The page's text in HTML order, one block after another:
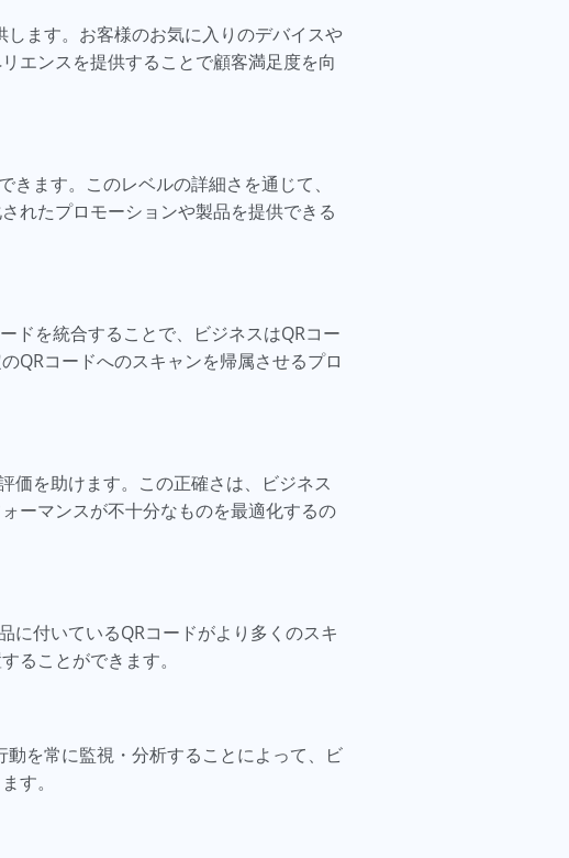
ます。お客様のお気に入りのデバイスや
エンスを提供することで顧客満足度を向
ます。このレベルの詳細さを通じて、
れたプロモーションや製品を提供できる
ドを統合することで、ビジネスはQRコー
QRコードへのスキャンを帰属させるプロ
価を助けます。この正確さは、ビジネス
ーマンスが不十分なものを最適化するの
に付いているQRコードがより多くのスキ
ることができます。
を常に監視・分析することによって、ビ
す。